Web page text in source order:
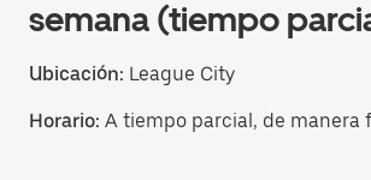
semana (tiempo
Ubicación: League City
Horario: A tiempo parcial, de manera